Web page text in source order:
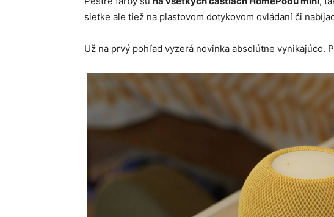
sieťke ale tiež na plastovom dotykovom ovládaní či
Už na prvý pohľad vyzerá novinka absolútne vynikajúco.